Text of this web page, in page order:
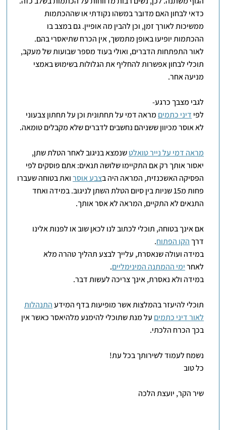
כדאי לבחון האם מדובר במשהו נקודתי או שההכתמות
ממשיכות לאורך זמן, וכן להבין מה אופיין. גם במצב בו
ההכתמות יופיעו באופן מתמשך, אין הכרח שתיאסרי בהם.
לאור התפתחות הדברים, ואולי בעוד מספר שבועות של מעקב,
תוכלי לבחון אפשרות להחליף את הגלולות בשימוש באמצי
מניעה אחר.
לגבי מצבך כרגע-
לפי דיני כתמים מראה דמי על תחתונית וכן על תחתון צבעוני
לא אוסר מכיוון ששניהם נחשבים לדברים שלא מקבלים טומאה.
מראה דמי על נייר טואלטשנמצא בניגוב לאחר הטלת שתן,
יאסור אותך רק אם התקיימו שלושה תנאים: אתם פוסקים לפי
הפסיקה האשכנזית, המראה היה בצבע אוסרואת בטוחה שעברו
פחות מ15 שניות בין סיום הטלת השתן לניגוב. במידה ואחד
התנאים לא התקיים, המראה לא אסר אותך.
אם אינך בטוחה, תוכלי לכתוב לנו לכאן שוב או לפנות אלינו
דרךהקו הפתוח.
במידה ועולה שנאסרת, עלייך לבצע תהליך טהרה מלא
לאחרימי ההמתנה המינימליים.
במידה ולא נאסרת, אינך צריכה לעשות דבר.
תוכלי להיעזר בהמלצות אשר מופיעות בדף המידעהתנהלות
לאור דיני כתמים על מנת שתוכלי להימנע מלהיאסר כאשר אין
בכך הכרח הלכתי.
נשמח לעמוד לשירותך בכל עת!
כל טוב
שיר הקר, יועצת הלכה